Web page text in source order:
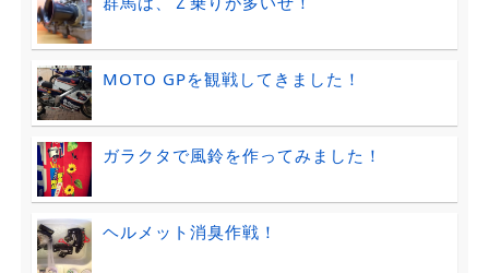
MOTO GPを観戦してきました！
ガラクタで風鈴を作ってみました！
ヘルメット消臭作戦！